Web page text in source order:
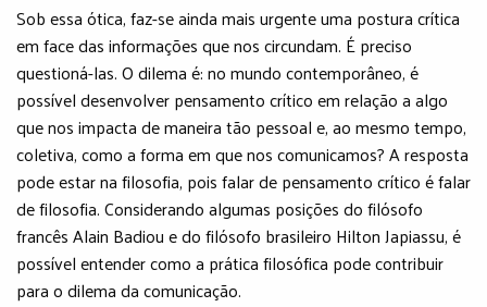
Sob essa ótica, faz-se ainda mais urgente uma postura crítica
em face das informações que nos circundam. É preciso
questioná-las. O dilema é: no mundo contemporâneo, é
possível desenvolver pensamento crítico em relação a algo
que nos impacta de maneira tão pessoal e, ao mesmo tempo,
coletiva, como a forma em que nos comunicamos? A resposta
pode estar na filosofia, pois falar de pensamento crítico é falar
de filosofia. Considerando algumas posições do filósofo
francês Alain Badiou e do filósofo brasileiro Hilton Japiassu, é
possível entender como a prática filosófica pode contribuir
para o dilema da comunicação.